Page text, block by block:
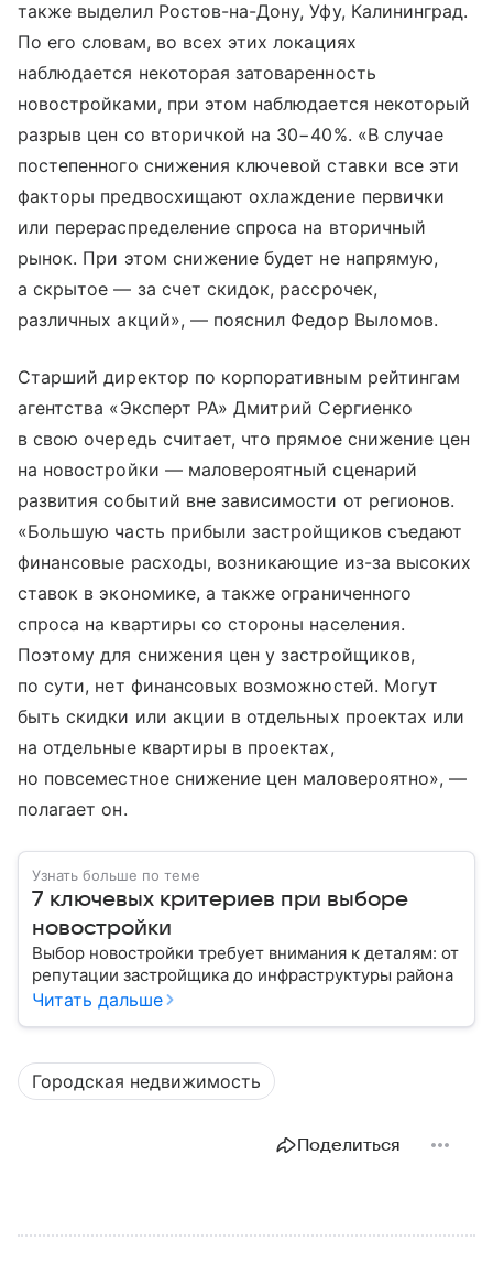
также выделил Ростов-на-Дону, Уфу, Калининград.
По его словам, во всех этих локациях
наблюдается некоторая затоваренность
новостройками, при этом наблюдается некоторый
разрыв цен со вторичкой на 30−40%. «В случае
постепенного снижения ключевой ставки все эти
факторы предвосхищают охлаждение первички
или перераспределение спроса на вторичный
рынок. При этом снижение будет не напрямую,
а скрытое — за счет скидок, рассрочек,
различных акций», — пояснил Федор Выломов.
Старший директор по корпоративным рейтингам
агентства «Эксперт РА» Дмитрий Сергиенко
в свою очередь считает, что прямое снижение цен
на новостройки — маловероятный сценарий
развития событий вне зависимости от регионов.
«Большую часть прибыли застройщиков съедают
финансовые расходы, возникающие из-за высоких
ставок в экономике, а также ограниченного
спроса на квартиры со стороны населения.
Поэтому для снижения цен у застройщиков,
по сути, нет финансовых возможностей. Могут
быть скидки или акции в отдельных проектах или
на отдельные квартиры в проектах,
но повсеместное снижение цен маловероятно», —
полагает он.
Узнать больше по теме
7 ключевых критериев при выборе
новостройки
Выбор новостройки требует внимания к деталям: от
репутации застройщика до инфраструктуры района
Читать дальше
Городская недвижимость
Поделиться